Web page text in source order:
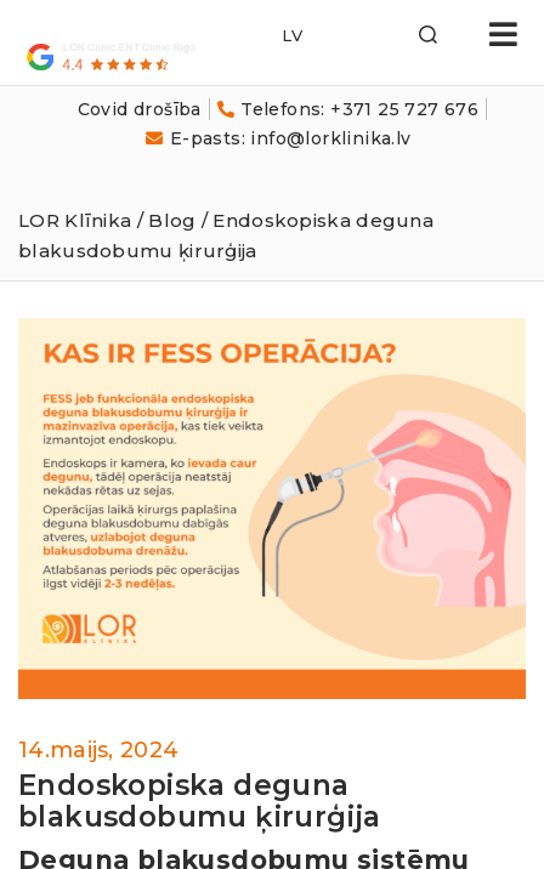
Covid drošība
Telefons: +371 25 727 676
E-pasts: info@lorklinika.lv
LOR
Klīnika
LOR Klīnika / Blog / Endoskopiska deguna
blakusdobumu ķirurģija
14.maijs, 2024
Endoskopiska deguna
blakusdobumu ķirurģija
Deguna blakusdobumu sistēmu